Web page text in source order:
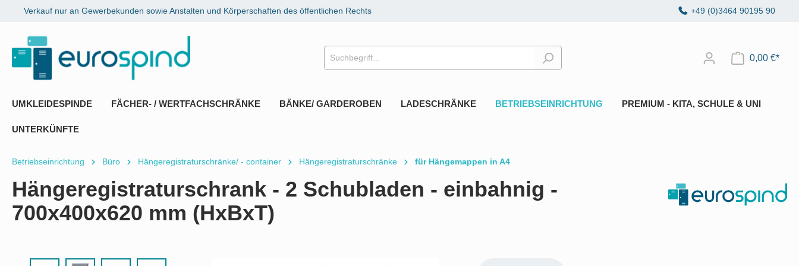
Zur Hauptnavigation springen
Verkauf nur an Gewerbekunden sowie Anstalten und Körperschaften des öffentlichen Rechts +49 (0)3464 90195 90
0,00 €*
UMKLEIDESPINDE FÄCHER- / WERTFACHSCHRÄNKE BÄNKE/ GARDEROBEN LADESCHRÄNKE BETRIEBSEINRICHTUNG PREMIUM - KITA, SCHULE & UNI
UNTERKÜNFTE
Betriebseinrichtung Büro Hängeregistraturschränke/ - container Hängeregistraturschränke für Hängemappen in A4
Hängeregistraturschrank - 2 Schubladen - einbahnig -
700x400x620 mm (HxBxT)
Bildergalerie überspringen